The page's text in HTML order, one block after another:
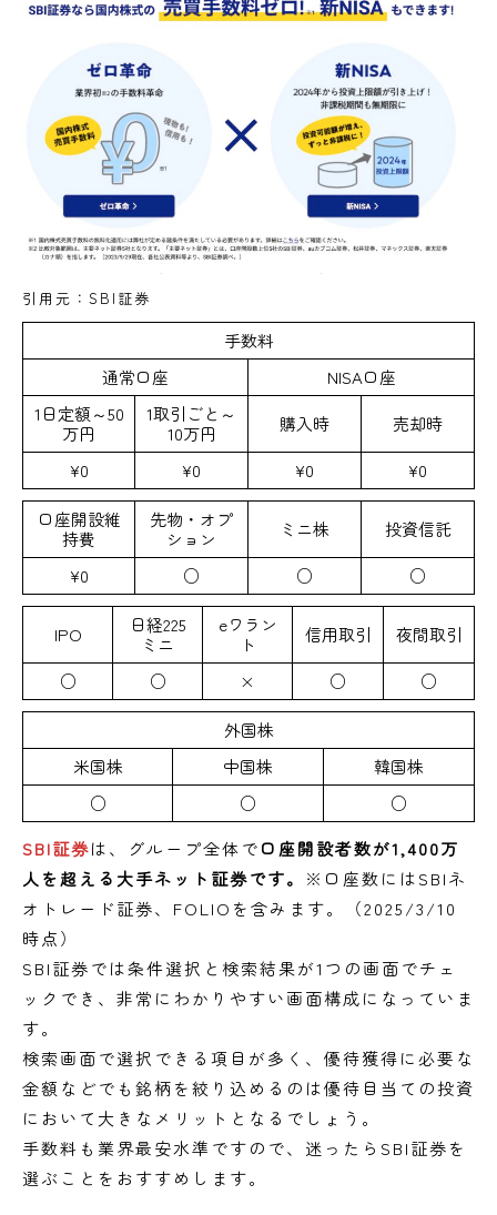
引用元：SBI証券
手数料
通常口座
NISA口座
1日定額～50
万円
1取引ごと～
10万円
購入時
売却時
¥0
¥0 ¥0 ¥0
口座開設維
持費
先物・オプ
ション
ミニ株
投資信託
¥0
○ ○ ○
IPO
日経225
ミニ
eワラン
ト
信用取引
夜間取引
○
○ × ○ ○
外国株
米国株
中国株
韓国株
○
○
○
SBI証券は、グループ全体で口座開設者数が1,400万
人を超える大手ネット証券です。 ※口座数にはSBIネ
オトレード証券、FOLIOを含みます。（2025/3/10
時点）
SBI証券では条件選択と検索結果が1つの画面でチェ
ックでき、非常にわかりやすい画面構成になっていま
す。
検索画面で選択できる項目が多く、優待獲得に必要な
金額などでも銘柄を絞り込めるのは優待目当ての投資
において大きなメリットとなるでしょう。
手数料も業界最安水準ですので、迷ったらSBI証券を
選ぶことをおすすめします。